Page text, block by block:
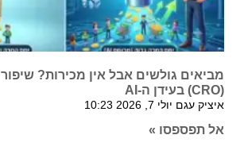
מביאים גולשים אבל אין מכירות?
(CRO) בעידן ה-AI
איציק עגם יולי 7, 2026 10:23
אל תפספסו »